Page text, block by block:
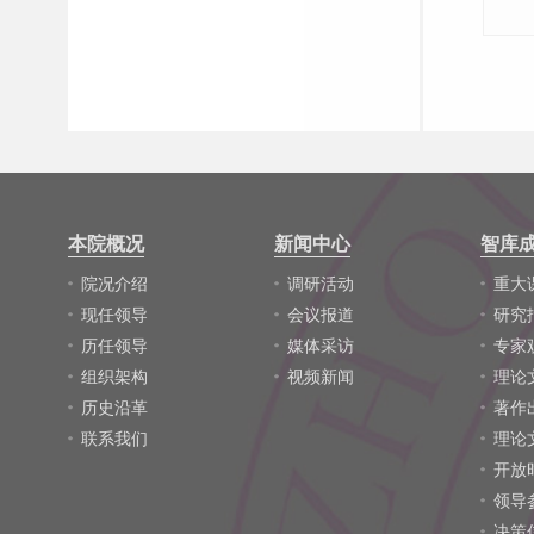
本院概况
院况介绍
现任领导
历任领导
组织架构
历史沿革
联系我们
新闻中心
调研活动
会议报道
媒体采访
视频新闻
智库
重大
研究
专家
理论
著作
理论
开放
领导